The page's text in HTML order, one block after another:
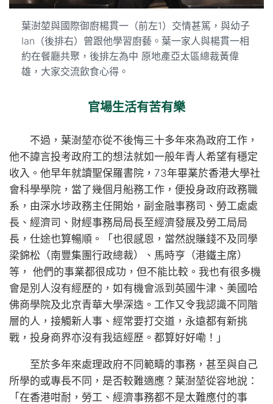
葉澍堃與國際御廚楊貫一（前左1）交情甚篤，與幼子
Ian（後排右）曾跟他學習廚藝。葉一家人與楊貫一相
約在餐廳共聚，後排左為中 原地產亞太區總裁黃偉
雄，大家交流飲食心得。
官場生活有苦有樂
不過，葉澍堃亦從不後悔三十多年來為政府工作，
他不諱言投考政府工的想法就如一般年青人希望有穩定
收入。他早年就讀聖保羅書院，73年畢業於香港大學社
會科學學院，當了幾個月船務工作，便投身政府政務職
系，由深水埗政務主任開始，副金融事務司、勞工處處
長、經濟司、財經事務局局長至經濟發展及勞工局局
長，仕途也算暢順。「也很感恩，當然說賺錢不及同學
梁錦松（南豐集團行政總裁）、馬時亨（港鐵主席）
等， 他們的事業都很成功，但不能比較。我也有很多機
會是別人沒有經歷的，如有機會派到英國牛津、美國哈
佛商學院及北京青華大學深造。工作又令我認識不同階
層的人，接觸新人事、經常要打交道，永遠都有新挑
戰，投身商界亦沒有我這經歷。都算好好嘞！」
至於多年來處理政府不同範疇的事務，甚至與自己
所學的或專長不同，是否較難適應？葉澍堃從容地說：
「在香港咁耐，勞工、經濟事務都不是太難應付的事